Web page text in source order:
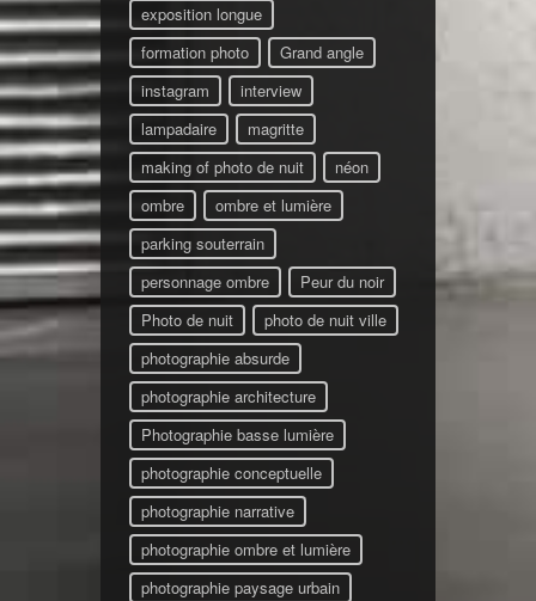
exposition longue
formation photo
Grand angle
instagram
interview
lampadaire
magritte
making of photo de nuit
néon
ombre
ombre et lumière
parking souterrain
personnage ombre
Peur du noir
Photo de nuit
photo de nuit ville
photographie absurde
photographie architecture
Photographie basse lumière
photographie conceptuelle
photographie narrative
photographie ombre et lumière
photographie paysage urbain